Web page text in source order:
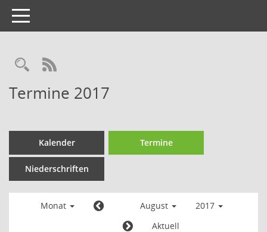
Toggle
navigation
Termine 2017
Kalender Termine
Niederschriften
Monat August
2017
Aktuell